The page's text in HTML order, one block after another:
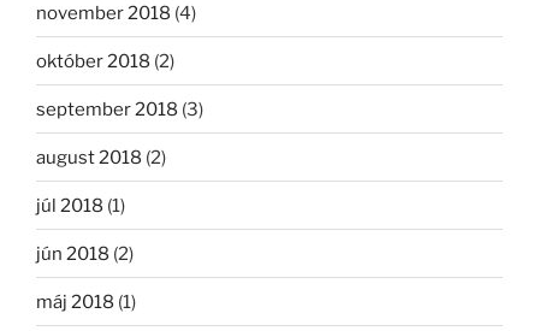
november 2018 (4)
október 2018 (2)
september 2018 (3)
august 2018 (2)
júl 2018 (1)
jún 2018 (2)
máj 2018 (1)